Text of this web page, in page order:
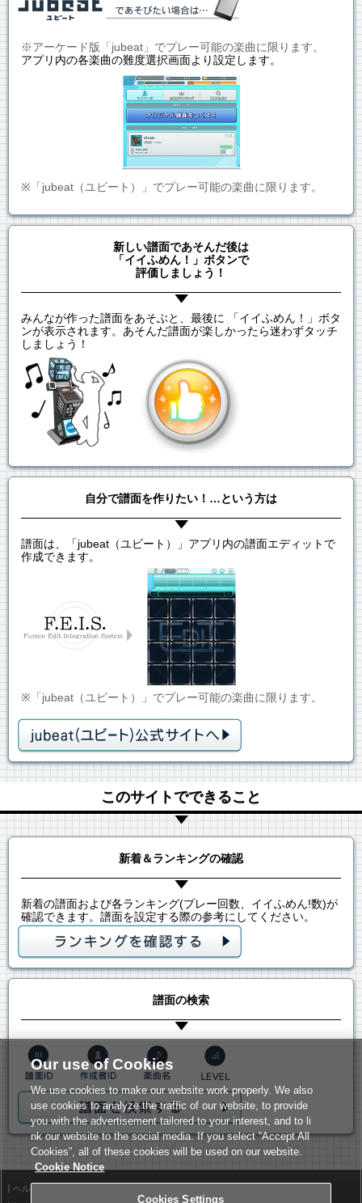
※アーケード版「jubeat」でプレー可能の楽曲に限ります。
アプリ内の各楽曲の難度選択画面より設定します。
※「jubeat（ユビート）」でプレー可能の楽曲に限ります。
新しい譜面であそんだ後は
「イイふめん！」ボタンで
評価しましょう！
みんなが作った譜面をあそぶと、最後に 「イイふめん！」ボタ
ンが表示されます。あそんだ譜面が楽しかったら迷わずタッチ
しましょう！
自分で譜面を作りたい！…という方は
譜面は、「jubeat（ユビート）」アプリ内の譜面エディットで
作成できます。
※「jubeat（ユビート）」でプレー可能の楽曲に限ります。
このサイトでできること
新着＆ランキングの確認
新着の譜面および各ランキング(プレー回数、イイふめん!数)が
確認できます。譜面を設定する際の参考にしてください。
譜面の検索
ヘルプ
Our use of Cookies
We use cookies to make our website work properly. We also
use cookies to analyze the traffic of our website, to provide
you with the advertisement tailored to your interest, and to li
nk our website to the social media. If you select “Accept All
Cookies”, all of these cookies will be used on our website.
Cookie Notice
Cookies Settings